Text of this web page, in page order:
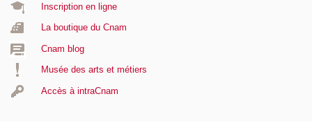
Inscription en ligne
La boutique du Cnam
Cnam blog
Musée des arts et métiers
Accès à intraCnam